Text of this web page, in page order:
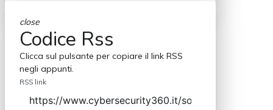
close
Codice Rss
Clicca sul pulsante per copiare il link RSS
negli appunti.
RSS link